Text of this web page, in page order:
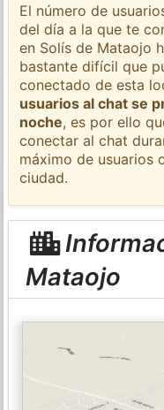
El número de
del día a la que te
en Solís de Mataojo
bastante difícil que
conectado de esta
usuarios al chat se
noche, es por ello
conectar al chat
máximo de usuarios
ciudad.
Mataojo